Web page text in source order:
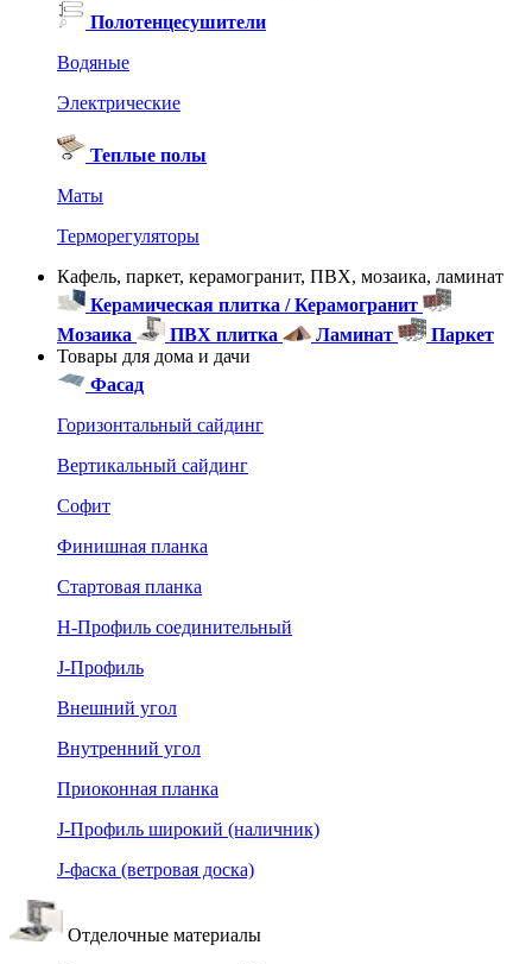
Полотенцесушители
Водяные
Электрические
Теплые полы
Маты
Терморегуляторы
Кафель, паркет, керамогранит, ПВХ, мозаика, ламинат
Керамическая плитка / Керамогранит
Мозаика
ПВХ плитка Ламинат
Паркет
Товары для дома и дачи
Фасад
Горизонтальный сайдинг
Вертикальный сайдинг
Софит
Финишная планка
Стартовая планка
Н-Профиль соединительный
J-Профиль
Внешний угол
Внутренний угол
Приоконная планка
J-Профиль широкий (наличник)
J-фаска (ветровая доска)
Отделочные материалы